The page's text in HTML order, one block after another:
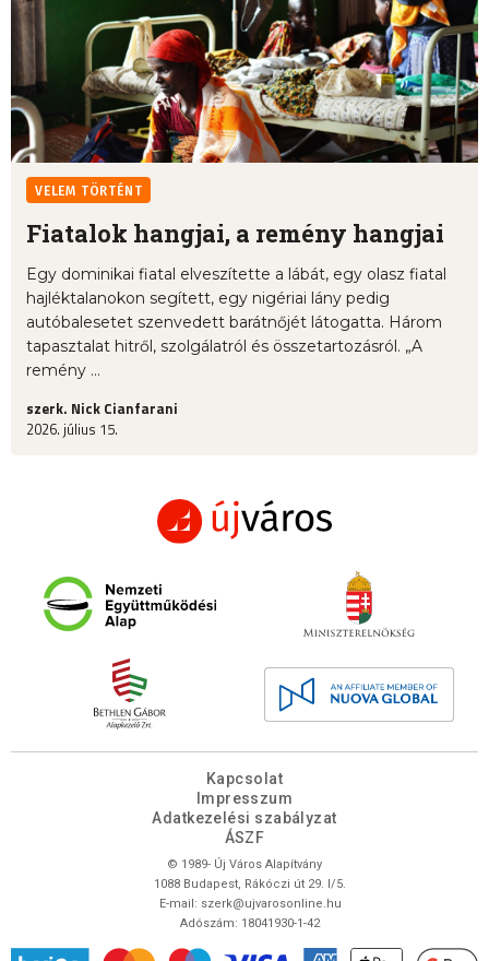
VELEM TÖRTÉNT
Fiatalok hangjai, a remény hangjai
Egy dominikai fiatal elveszítette a lábát, egy olasz fiatal
hajléktalanokon segített, egy nigériai lány pedig
autóbalesetet szenvedett barátnőjét látogatta. Három
tapasztalat hitről, szolgálatról és összetartozásról. „A
remény ...
szerk. Nick Cianfarani
2026. július 15.
Kapcsolat
Impresszum
Adatkezelési szabályzat
ÁSZF
© 1989- Új Város Alapítvány
1088 Budapest, Rákóczi út 29. I/5.
E-mail: szerk@ujvarosonline.hu
Adószám: 18041930-1-42